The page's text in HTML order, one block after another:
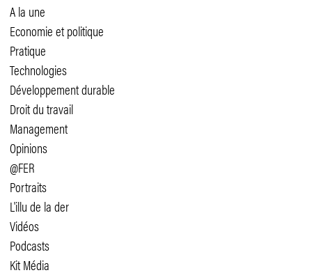
A la une
Economie et politique
Pratique
Technologies
Développement durable
Droit du travail
Management
Opinions
@FER
Portraits
L'illu de la der
Vidéos
Podcasts
Kit Média